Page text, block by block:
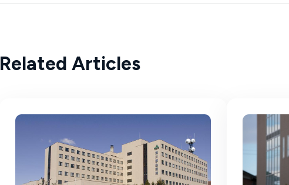
Related Articles